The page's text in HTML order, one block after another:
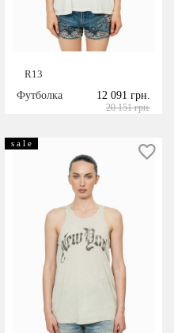
R13
Футболка
12 091 грн.
20 151 грн.
s a l e